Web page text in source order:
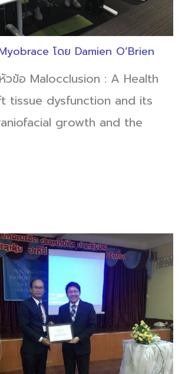
โดย Damien O’Brien
วข้อ Malocclusion : A Health
tissue dysfunction and its
growth and the